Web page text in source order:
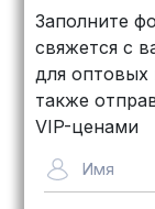
для
Заполните
свяжется с
для
также
VIP-ценами
Имя